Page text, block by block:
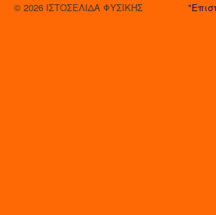
© 2026 ΙΣΤΟΣΕΛΙΔΑ ΦΥΣΙΚΗΣ